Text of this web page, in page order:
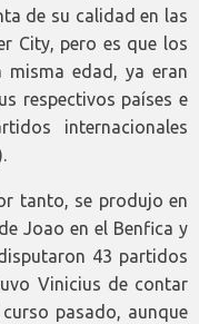
de su calidad en las
City, pero es que los
misma edad, ya eran
respectivos países e
internacionales
tanto, se produjo en
Joao en el Benfica y
43 partidos
Vinicius de contar
pasado, aunque